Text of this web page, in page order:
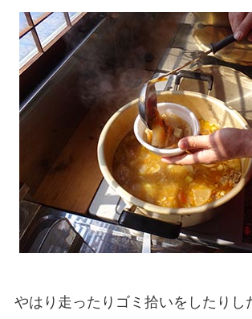
やはり走ったりゴミ拾いをしたりし